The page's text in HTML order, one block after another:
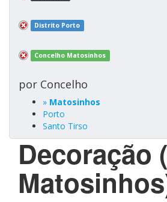
Distrito Porto
Concelho Matosinhos
por Concelho
» Matosinhos
Porto
Santo Tirso
Decoração